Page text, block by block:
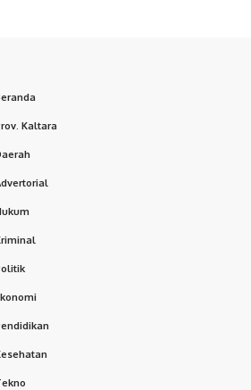
Kaltara